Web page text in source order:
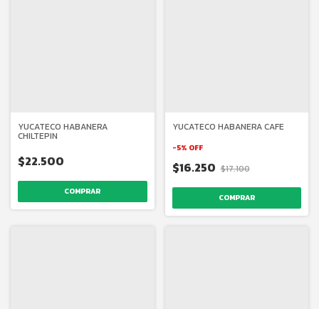
YUCATECO HABANERA
CHILTEPIN
$22.500
YUCATECO HABANERA CAFE
-5% OFF
$16.250 $17.100